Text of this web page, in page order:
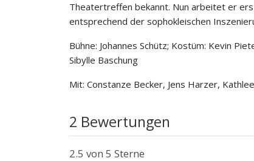
Theatertreffen bekannt. Nun arbeitet er
entsprechend der sophokleischen
Bühne: Johannes Schütz; Kostüm: Kevin
Sibylle Baschung
Mit: Constanze Becker, Jens Harzer,
2 Bewertungen
2.5 von 5 Sterne